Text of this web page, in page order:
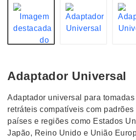
Adaptador Universal
Adaptador universal para
retráteis compatíveis com
países e regiões como Estados
Japão, Reino Unido e União